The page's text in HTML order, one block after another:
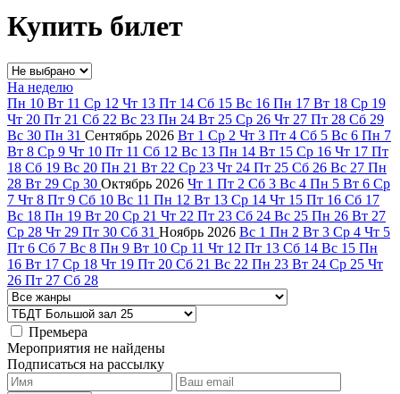
Купить билет
На неделю
Пн 10 Вт 11 Ср 12 Чт 13 Пт 14 Сб 15 Вс 16 Пн 17 Вт 18 Ср 19
Чт 20 Пт 21 Сб 22 Вс 23 Пн 24 Вт 25 Ср 26 Чт 27 Пт 28 Сб 29
Вс 30 Пн 31 Сентябрь 2026 Вт 1 Ср 2 Чт 3 Пт 4 Сб 5 Вс 6 Пн 7
Вт 8 Ср 9 Чт 10 Пт 11 Сб 12 Вс 13 Пн 14 Вт 15 Ср 16 Чт 17 Пт
18 Сб 19 Вс 20 Пн 21 Вт 22 Ср 23 Чт 24 Пт 25 Сб 26 Вс 27 Пн
28 Вт 29 Ср 30 Октябрь 2026 Чт 1 Пт 2 Сб 3 Вс 4 Пн 5 Вт 6 Ср
7 Чт 8 Пт 9 Сб 10 Вс 11 Пн 12 Вт 13 Ср 14 Чт 15 Пт 16 Сб 17
Вс 18 Пн 19 Вт 20 Ср 21 Чт 22 Пт 23 Сб 24 Вс 25 Пн 26 Вт 27
Ср 28 Чт 29 Пт 30 Сб 31 Ноябрь 2026 Вс 1 Пн 2 Вт 3 Ср 4 Чт 5
Пт 6 Сб 7 Вс 8 Пн 9 Вт 10 Ср 11 Чт 12 Пт 13 Сб 14 Вс 15 Пн
16 Вт 17 Ср 18 Чт 19 Пт 20 Сб 21 Вс 22 Пн 23 Вт 24 Ср 25 Чт
26 Пт 27 Сб 28
Премьера
Мероприятия не найдены
Подписаться на рассылку